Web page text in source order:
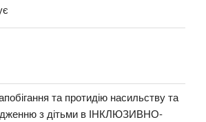
та протидію насильству та
з дітьми в ІНКЛЮЗИВНО-